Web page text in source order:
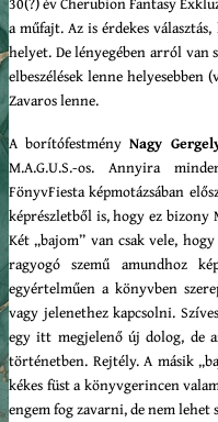
a műfajt. Az is érdekes
helyet. De lényegében arról van
elbeszélések lenne helyesebben
Zavaros lenne.
A borítófestményNagy
M.A.G.U.S.-os. Annyira
FönyvFiesta képmotázsában
képrészletből is, hogy ez
Két „bajom” van csak vele,
ragyogó szemű amundhoz
egyértelműen a könyvben
vagy jelenethez kapcsolni.
egy itt megjelenő új dolog, de
történetben. Rejtély. A másik
kékes füst a könyvgerincen
engem fog zavarni, de nem lehet